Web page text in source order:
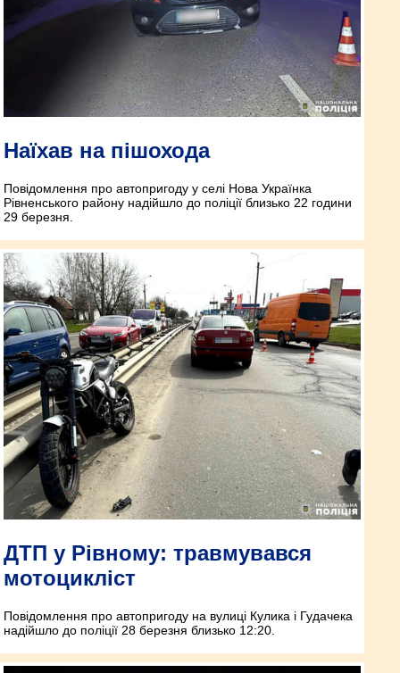
Наїхав на пішохода
Повідомлення про автопригоду у селі Нова Українка
Рівненського району надійшло до поліції близько 22 години
29 березня.
ДТП у Рівному: травмувався
мотоцикліст
Повідомлення про автопригоду на вулиці Кулика і Гудачека
надійшло до поліції 28 березня близько 12:20.